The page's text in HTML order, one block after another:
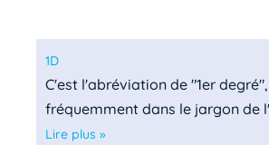
1D
C'est l'abréviation de "1er
fréquemment dans le jargon de
Lire plus »